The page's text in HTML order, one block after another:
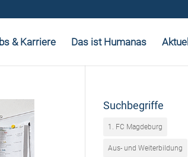
& Karriere Das ist Humanas
Suchbegriffe
1. FC Magdeburg
Aus- und Weiterbildung